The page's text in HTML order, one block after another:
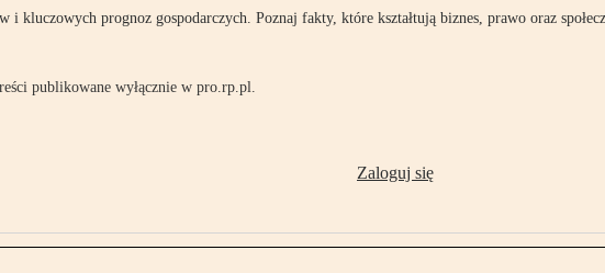
kluczowych prognoz gospodarczych. Poznaj fakty, które kształtują biznes, prawo oraz
publikowane wyłącznie w pro.rp.pl.
Zaloguj się